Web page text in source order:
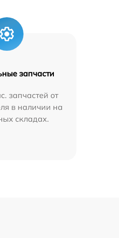
запчасти
запчастей от
в наличии на
складах.